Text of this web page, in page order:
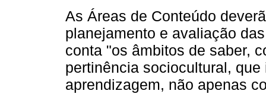
As Áreas de Conteúdo
planejamento e avaliação
conta "os âmbitos de saber,
pertinência sociocultural,
aprendizagem, não apenas